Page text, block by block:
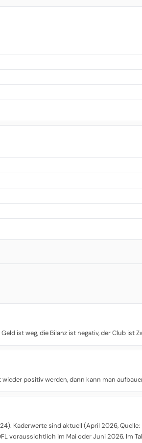
ist weg, die Bilanz ist negativ, der Club ist
positiv werden, dann kann man
Kaderwerte sind aktuell (April 2026, Quelle:
voraussichtlich im Mai oder Juni 2026. Im